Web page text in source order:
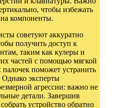
чтобы избежать
компоненты.
советуют аккуратно
получить доступ к
таким как кулеры и
частей с помощью мягкой
поможет устранить
эксперты
агрессии: важно не
детали. Завершив
устройство обратно